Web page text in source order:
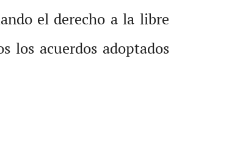
el derecho a la libre
los acuerdos adoptados